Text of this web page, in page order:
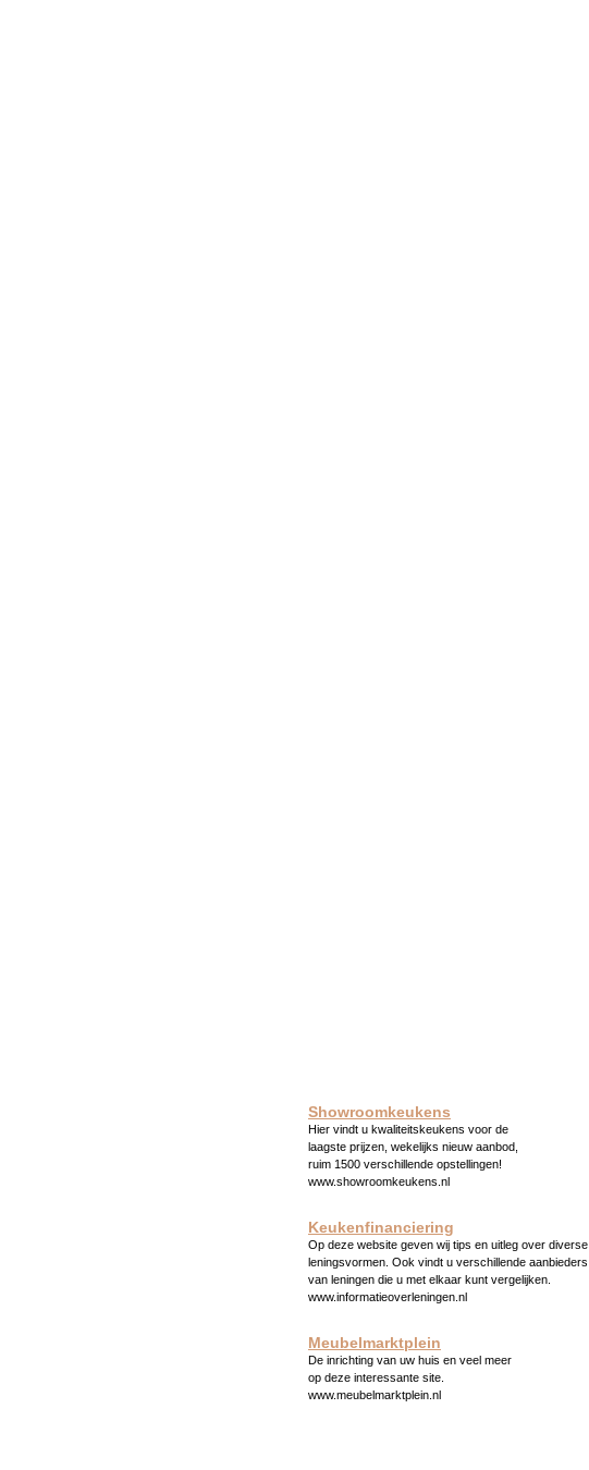
Showroomkeukens
Hier vindt u kwaliteitskeukens voor de
laagste prijzen, wekelijks nieuw aanbod,
ruim 1500 verschillende opstellingen!
www.showroomkeukens.nl
Keukenfinanciering
Op deze website geven wij tips en uitleg over diverse
leningsvormen. Ook vindt u verschillende aanbieders
van leningen die u met elkaar kunt vergelijken.
www.informatieoverleningen.nl
Meubelmarktplein
De inrichting van uw huis en veel meer
op deze interessante site.
www.meubelmarktplein.nl